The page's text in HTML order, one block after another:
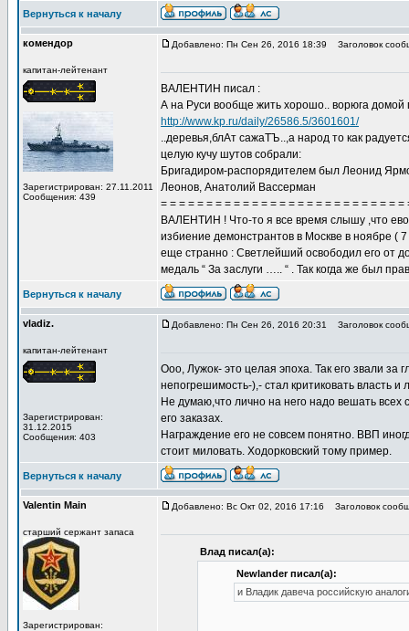
Вернуться к началу
комендор
капитан-лейтенант
Зарегистрирован: 27.11.2011
Сообщения: 439
Добавлено: Пн Сен 26, 2016 18:39 Заголовок
ВАЛЕНТИН писал :
А на Руси вообще жить хорошо.. ворюга домой
http://www.kp.ru/daily/26586.5/3601601/
..деревья,блАт сажаТЪ..,а народ то как
целую кучу шутов собрали:
Бригадиром-распорядителем был Леонид
Леонов, Анатолий Вассерман
= = = = = = = = = = = = = = = = = = = = = = = = = = =
ВАЛЕНТИН ! Что-то я все время слышу ,что
избиение демонстрантов в Москве в ноябре (
еще странно : Светлейший освободил его от
медаль “ За заслуги ….. “ . Так когда же был
Вернуться к началу
vladiz.
капитан-лейтенант
Зарегистрирован:
31.12.2015
Сообщения: 403
Добавлено: Пн Сен 26, 2016 20:31 Заголовок
Ооо, Лужок- это целая эпоха. Так его звали
непогрешимость-),- стал критиковать власть
Не думаю,что лично на него надо вешать всех
его заказах.
Награждение его не совсем понятно. ВВП
стоит миловать. Ходорковский тому пример.
Вернуться к началу
Valentin Main
старший сержант запаса
Зарегистрирован:
Добавлено: Вс Окт 02, 2016 17:16 Заголовок
Влад писал(а):
Newlander писал(а):
и Владик давеча российскую